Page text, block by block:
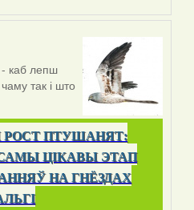
каб лепш
так і што
ПТУШАНЯТ:
ЦІКАВЫ ЭТАП
НА ГНЁЗДАХ